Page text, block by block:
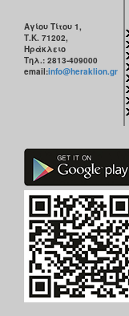
Αγίου Τίτου 1,
Τ.Κ. 71202,
Ηράκλειο
Τηλ.: 2813-409000
email:info@heraklion.gr